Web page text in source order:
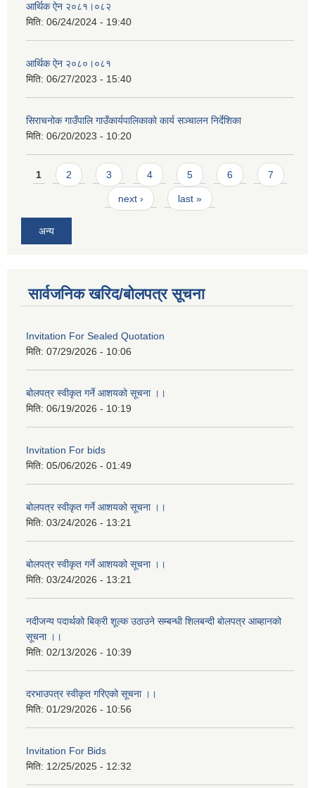
आर्थिक ऐन २०८१।०८२
मिति: 06/24/2024 - 19:40
आर्थिक ऐन २०८०।०८१
मिति: 06/27/2023 - 15:40
सिराचनोक गाउँपालि गाउँकार्यपालिकाको कार्य सञ्चालन निर्देशिका
मिति: 06/20/2023 - 10:20
Pages
1 2 3 4 5 6 7
next › last »
अन्य
सार्वजनिक खरिद/बोलपत्र सूचना
Invitation For Sealed Quotation
मिति: 07/29/2026 - 10:06
बोलपत्र स्वीकृत गर्ने आशयको सूचना ।।
मिति: 06/19/2026 - 10:19
Invitation For bids
मिति: 05/06/2026 - 01:49
बोलपत्र स्वीकृत गर्ने आशयको सूचना ।।
मिति: 03/24/2026 - 13:21
बोलपत्र स्वीकृत गर्ने आशयको सूचना ।।
मिति: 03/24/2026 - 13:21
नदीजन्य पदार्थको बिक्री शूल्क उठाउने सम्बन्धी शिलबन्दी बोलपत्र आब्हानको
सूचना ।।
मिति: 02/13/2026 - 10:39
दरभाउपत्र स्वीकृत गरिएको सूचना ।।
मिति: 01/29/2026 - 10:56
Invitation For Bids
मिति: 12/25/2025 - 12:32